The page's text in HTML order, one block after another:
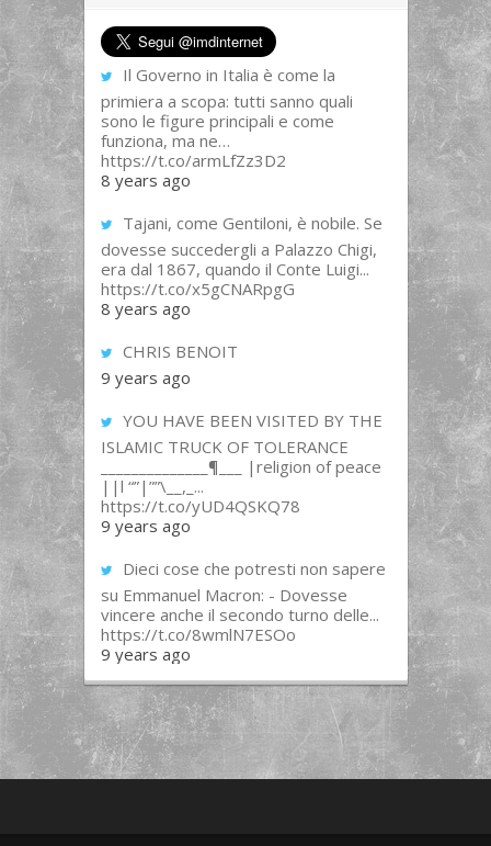
Il Governo in Italia è come la
primiera a scopa: tutti sanno quali
sono le figure principali e come
funziona, ma ne…
https://t.co/armLfZz3D2
8 years ago
Tajani, come Gentiloni, è nobile. Se
dovesse succedergli a Palazzo Chigi,
era dal 1867, quando il Conte Luigi...
https://t.co/x5gCNARpgG
8 years ago
CHRIS BENOIT
9 years ago
YOU HAVE BEEN VISITED BY THE
ISLAMIC TRUCK OF TOLERANCE
______________¶___ |religion of peace
||l “”|””\__,_...
https://t.co/yUD4QSKQ78
9 years ago
Dieci cose che potresti non sapere
su Emmanuel Macron: - Dovesse
vincere anche il secondo turno delle...
https://t.co/8wmlN7ESOo
9 years ago